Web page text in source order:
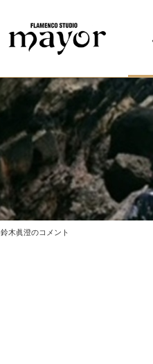
鈴木眞澄のコメント